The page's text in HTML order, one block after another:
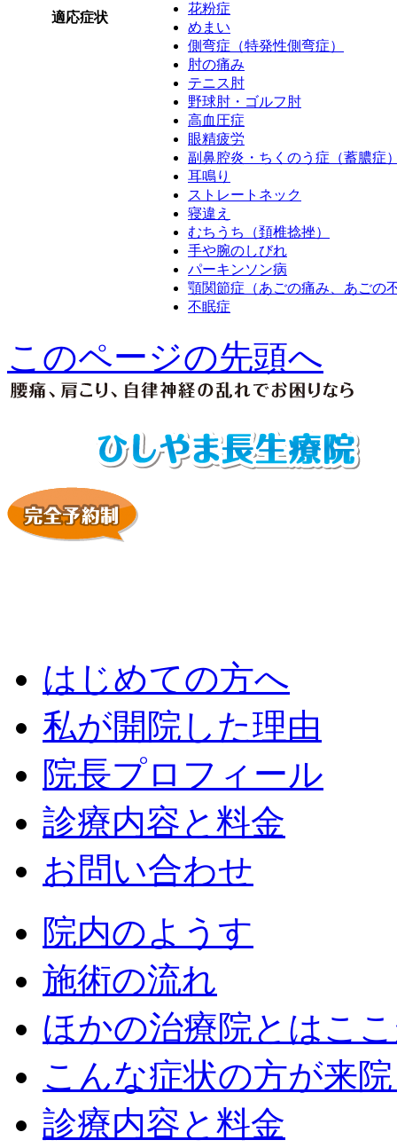
適応症状
花粉症
めまい
側弯症（特発性側弯症）
肘の痛み
テニス肘
野球肘・ゴルフ肘
高血圧症
眼精疲労
副鼻腔炎・ちくのう症（蓄膿症
耳鳴り
ストレートネック
寝違え
むちうち（頚椎捻挫）
手や腕のしびれ
パーキンソン病
顎関節症（あごの痛み、あごの
不眠症
このページの先頭へ
はじめての方へ
私が開院した理由
院長プロフィール
診療内容と料金
お問い合わせ
院内のようす
施術の流れ
ほかの治療院とはこ
こんな症状の方が来
診療内容と料金